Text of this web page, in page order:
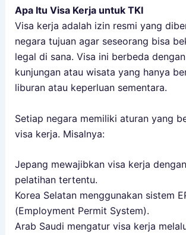
Apa Itu Visa Kerja untuk TKI
Visa kerja adalah izin resmi yang
negara tujuan agar seseorang bisa
legal di sana. Visa ini berbeda
kunjungan atau wisata yang hanya
liburan atau keperluan sementara.
Setiap negara memiliki aturan yang
visa kerja. Misalnya:
Jepang mewajibkan visa kerja
pelatihan tertentu.
Korea Selatan menggunakan sistem
(Employment Permit System).
Arab Saudi mengatur visa kerja